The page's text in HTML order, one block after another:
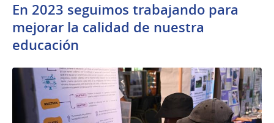
En 2023 seguimos trabajando para
mejorar la calidad de nuestra
educación